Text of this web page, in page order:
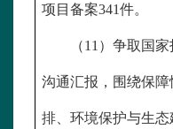
项目备案341件。
（11）争取国
沟通汇报，围绕保
排、环境保护与生